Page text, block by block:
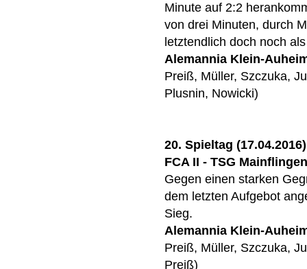
Minute auf 2:2
von drei Minuten, durch
letztendlich doch noch
Alemannia Klein-
Preiß, Müller, Szczuka,
Plusnin, Nowicki)
20. Spieltag (17.04.2016)
FCA II - TSG
Gegen einen starken
dem letzten Aufgebot
Sieg.
Alemannia Klein-
Preiß, Müller, Szczuka,
Preiß)